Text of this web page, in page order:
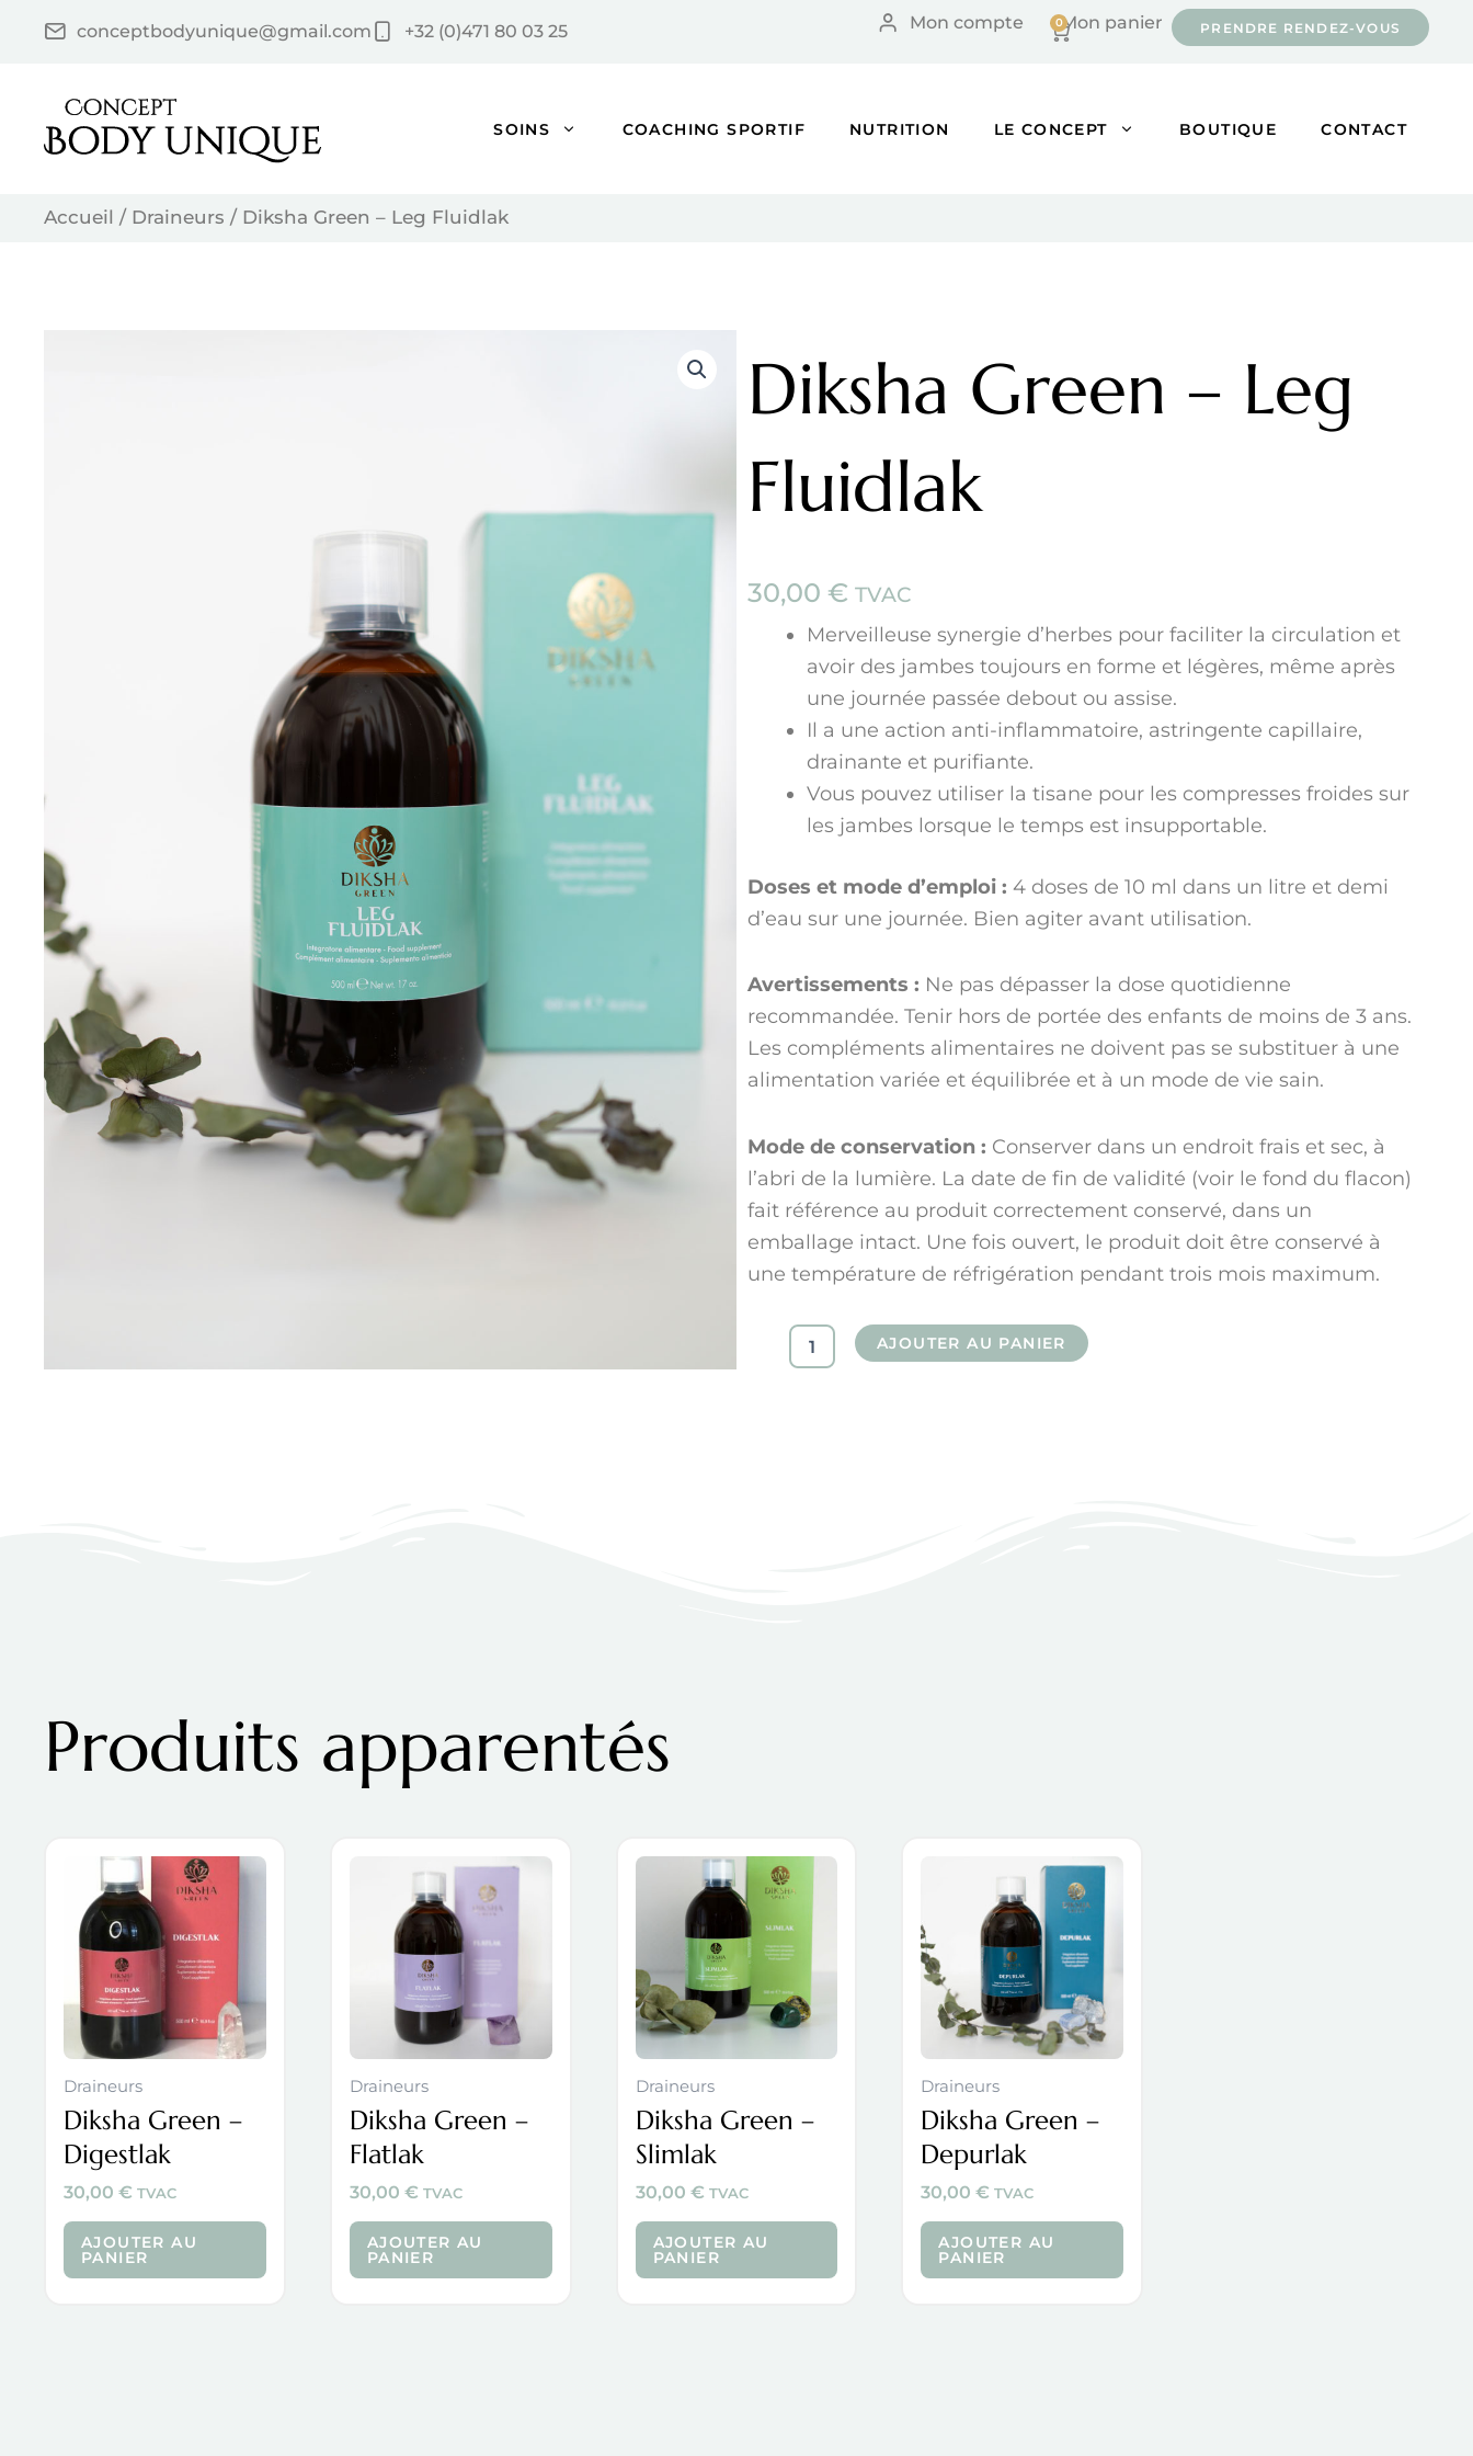
conceptbodyunique@gmail.com +32 (0)471 80 03 25 PRENDRE RENDEZ-VOUS
Mon panier
0
Cart
Mon compte
SOINS COACHING SPORTIF NUTRITION LE CONCEPT BOUTIQUE CONTACT
Accueil / Draineurs / Diksha Green – Leg Fluidlak
Diksha Green – Leg
Fluidlak
30,00 € TVAC
Merveilleuse synergie d’herbes pour faciliter la circulation et
avoir des jambes toujours en forme et légères, même après
une journée passée debout ou assise.
Il a une action anti-inflammatoire, astringente capillaire,
drainante et purifiante.
Vous pouvez utiliser la tisane pour les compresses froides sur
les jambes lorsque le temps est insupportable.
Doses et mode d’emploi : 4 doses de 10 ml dans un litre et demi
d’eau sur une journée. Bien agiter avant utilisation.
Avertissements : Ne pas dépasser la dose quotidienne
recommandée. Tenir hors de portée des enfants de moins de 3 ans.
Les compléments alimentaires ne doivent pas se substituer à une
alimentation variée et équilibrée et à un mode de vie sain.
Mode de conservation : Conserver dans un endroit frais et sec, à
l’abri de la lumière. La date de fin de validité (voir le fond du flacon)
fait référence au produit correctement conservé, dans un
emballage intact. Une fois ouvert, le produit doit être conservé à
une température de réfrigération pendant trois mois maximum.
quantité
AJOUTER AU PANIER
Produits apparentés
Draineurs
Diksha Green –
Digestlak
30,00 € TVAC
AJOUTER AU
PANIER
Draineurs
Diksha Green –
Flatlak
30,00 € TVAC
AJOUTER AU
PANIER
Draineurs
Diksha Green –
Slimlak
30,00 € TVAC
AJOUTER AU
PANIER
Draineurs
Diksha Green –
Depurlak
30,00€ TVAC
AJOUTER AU
PANIER